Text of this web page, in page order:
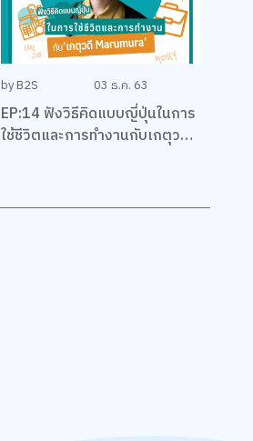
by B2S 03 ธ.ค. 63
EP:14 ฟังวิธีคิดแบบญี่ปุ่นในการ
ใช้ชีวิตและการทำงานกับเกตุวดี